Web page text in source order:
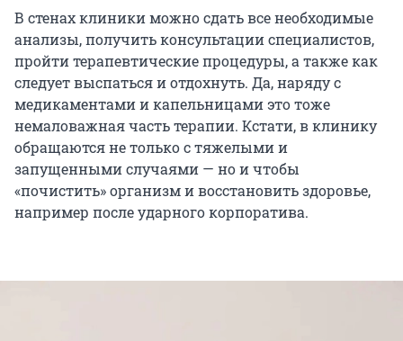
В стенах клиники можно сдать все необходимые
анализы, получить консультации специалистов,
пройти терапевтические процедуры, а также как
следует выспаться и отдохнуть. Да, наряду с
медикаментами и капельницами это тоже
немаловажная часть терапии. Кстати, в клинику
обращаются не только с тяжелыми и
запущенными случаями — но и чтобы
«почистить» организм и восстановить здоровье,
например после ударного корпоратива.